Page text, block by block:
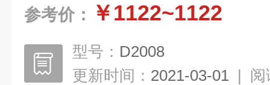
参考价： ￥1122~1122
型号： D2008
更新时间： 2021-03-01 | 阅